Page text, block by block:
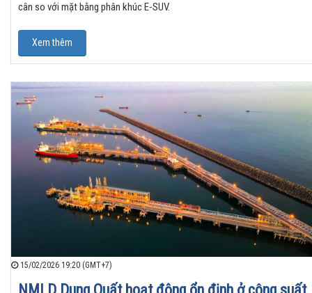
cân so với mặt bằng phân khúc E-SUV.
Xem thêm
15/02/2026 19:20 (GMT+7)